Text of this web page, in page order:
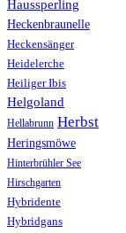
Haussperling
Heckenbraunelle
Heckensänger
Heidelerche
Heiliger Ibis
Helgoland
Hellabrunn Herbst
Heringsmöwe
Hinterbrühler See
Hirschgarten
Hybridente
Hybridgans